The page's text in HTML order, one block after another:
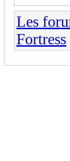
Les
Fortress